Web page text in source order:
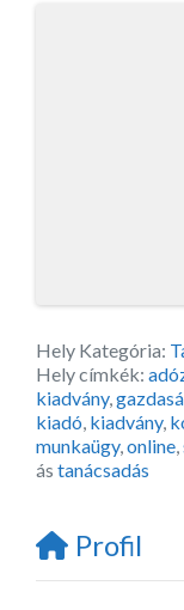
Hely Kategória:
Hely címkék:
kiadvány,
kiadó kiadvány,
munkaügy, online
ás tanácsadás
Profil